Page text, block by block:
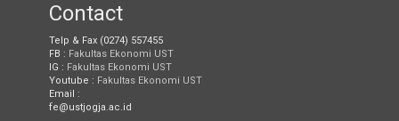
Contact
Telp & Fax (0274) 557455
FB : Fakultas Ekonomi UST
IG : Fakultas Ekonomi UST
Youtube : Fakultas Ekonomi UST
Email :
fe@ustjogja.ac.id